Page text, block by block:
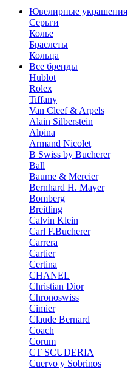
Ювелирные украшения
Серьги
Колье
Браслеты
Кольца
Все бренды
Hublot
Rolex
Tiffany
Van Cleef & Arpels
Alain Silberstein
Alpina
Armand Nicolet
B Swiss by Bucherer
Ball
Baume & Mercier
Bernhard H. Mayer
Bomberg
Breitling
Calvin Klein
Carl F.Bucherer
Carrera
Cartier
Certina
CHANEL
Christian Dior
Chronoswiss
Cimier
Claude Bernard
Coach
Corum
CT SCUDERIA
Cuervo y Sobrinos